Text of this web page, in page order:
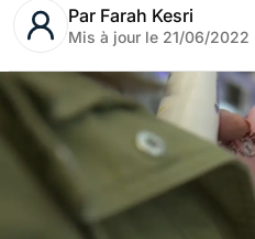
Par Farah Kesri
Mis à jour le 21/06/2022